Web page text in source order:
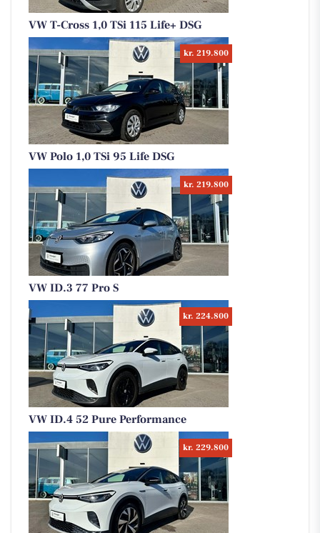
VW T-Cross 1,0 TSi 115 Life+ DSG
kr. 219.800
VW Polo 1,0 TSi 95 Life DSG
kr. 219.800
VW ID.3 77 Pro S
kr. 224.800
VW ID.4 52 Pure Performance
kr. 229.800